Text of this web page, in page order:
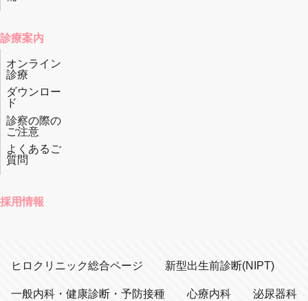
診療案内
オンライン
診療
ダウンロー
ド
診察の際の
ご注意
よくあるご
質問
採用情報
ヒロクリニック総合ページ 新型出生前診断(NIPT)
一般内科・健康診断・予防接種 心療内科 泌尿器科